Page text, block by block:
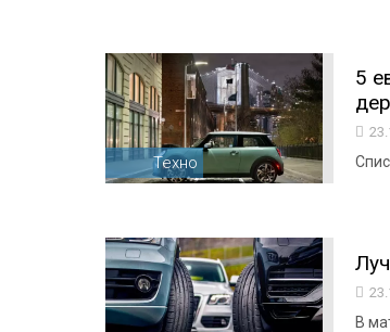
Техно
5
В